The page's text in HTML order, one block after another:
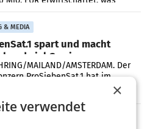
von 3,8 Prozent gegenüber dem
& MEDIA
spart und macht
viel Gewinn
MAILAND/AMSTERDAM. Der
ProSiebenSat.1 hat im
Kostensenkungen operativ
deutlich übertroffen.
×
verwendet